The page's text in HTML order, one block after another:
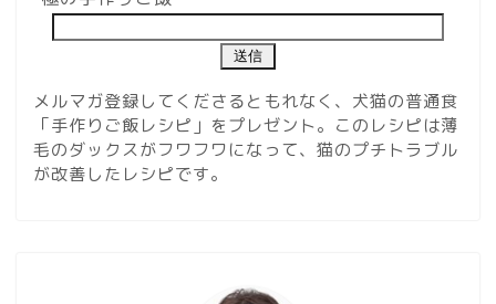
メルマガ登録してくださるともれなく、犬猫の普通食
「手作りご飯レシピ」をプレゼント。このレシピは薄
毛のダックスがフワフワになって、猫のプチトラブル
が改善したレシピです。